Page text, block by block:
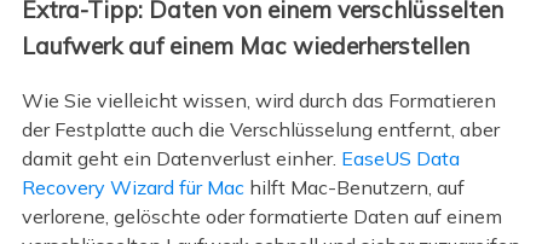
Extra-Tipp: Daten von einem verschlüsselten
Laufwerk auf einem Mac wiederherstellen
Wie Sie vielleicht wissen, wird durch das Formatieren
der Festplatte auch die Verschlüsselung entfernt, aber
damit geht ein Datenverlust einher. EaseUS Data
Recovery Wizard für Mac hilft Mac-Benutzern, auf
verlorene, gelöschte oder formatierte Daten auf einem